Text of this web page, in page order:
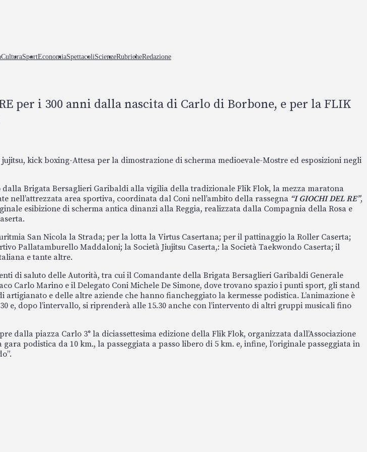
CulturaSportEconomiaSpettacoliScienzeRubricheRedazione
per i 300 anni dalla nascita di Carlo di Borbone, e per la FLIK
kick boxing-Attesa per la dimostrazione di scherma medioevale-Mostre ed esposizioni negli
Brigata Bersaglieri Garibaldi alla vigilia della tradizionale Flik Flok, la mezza maratona
area sportiva, coordinata dal Coni nell’ambito della rassegna “I GIOCHI DEL RE”,
esibizione di scherma antica dinanzi alla Reggia, realizzata dalla Compagnia della Rosa e
San Nicola la Strada; per la lotta la Virtus Casertana; per il pattinaggio la Roller Caserta;
Pallatamburello Maddaloni; la Società Jiujitsu Caserta,: la Società Taekwondo Caserta; il
e tante altre.
di saluto delle Autorità, tra cui il Comandante della Brigata Bersaglieri Garibaldi Generale
Carlo Marino e il Delegato Coni Michele De Simone, dove trovano spazio i punti sport, gli stand
e delle altre aziende che hanno fiancheggiato la kermesse podistica. L’animazione è
e, dopo l’intervallo, si riprenderà alle 15.30 anche con l’intervento di altri gruppi musicali fino
dalla piazza Carlo 3° la diciassettesima edizione della Flik Flok, organizzata dall’Associazione
podistica da 10 km., la passeggiata a passo libero di 5 km. e, infine, l’originale passeggiata in